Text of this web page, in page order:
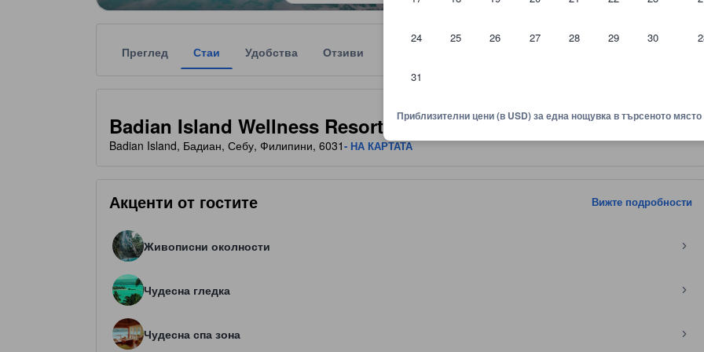
24 25 26 27 28 29 30
31
Приблизителни цени (в USD) за една нощувка в търсеното място
Преглед Стаи Удобства Отзиви
Badian Island Wellness Resort
Badian Island, Бадиан, Себу, Филипини, 6031- НА КАРТАТА
Акценти от гостите Вижте подробности
Живописни околности
Чудесна гледка
Чудесна спа зона